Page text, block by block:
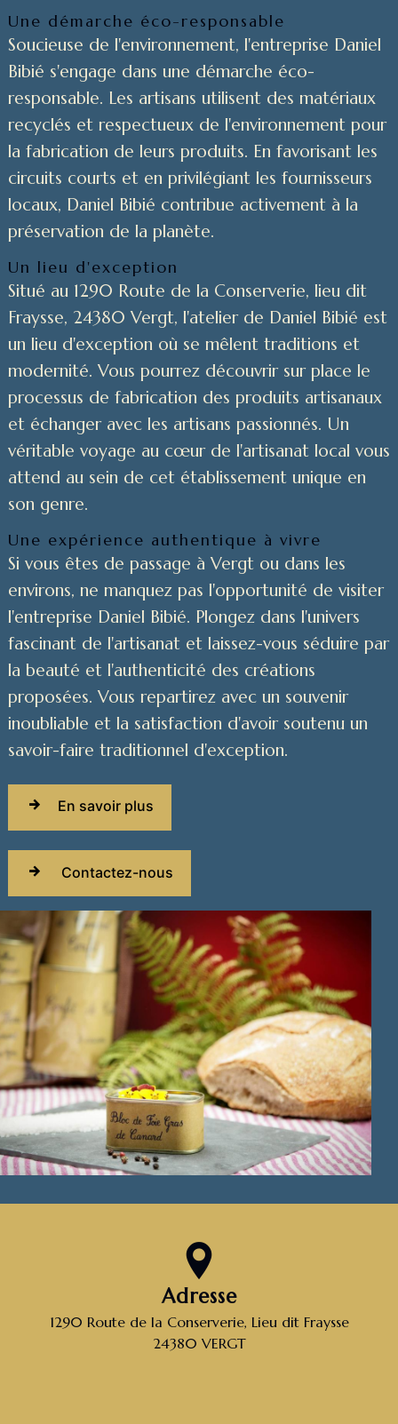
Une démarche éco-responsable
Soucieuse de l'environnement, l'entreprise Daniel
Bibié s'engage dans une démarche éco-
responsable. Les artisans utilisent des matériaux
recyclés et respectueux de l'environnement pour
la fabrication de leurs produits. En favorisant les
circuits courts et en privilégiant les fournisseurs
locaux, Daniel Bibié contribue activement à la
préservation de la planète.
Un lieu d'exception
Situé au 1290 Route de la Conserverie, lieu dit
Fraysse, 24380 Vergt, l'atelier de Daniel Bibié est
un lieu d'exception où se mêlent traditions et
modernité. Vous pourrez découvrir sur place le
processus de fabrication des produits artisanaux
et échanger avec les artisans passionnés. Un
véritable voyage au cœur de l'artisanat local vous
attend au sein de cet établissement unique en
son genre.
Une expérience authentique à vivre
Si vous êtes de passage à Vergt ou dans les
environs, ne manquez pas l'opportunité de visiter
l'entreprise Daniel Bibié. Plongez dans l'univers
fascinant de l'artisanat et laissez-vous séduire par
la beauté et l'authenticité des créations
proposées. Vous repartirez avec un souvenir
inoubliable et la satisfaction d'avoir soutenu un
savoir-faire traditionnel d'exception.
En savoir plus
Contactez-nous
Adresse
1290 Route de la Conserverie, Lieu dit Fraysse
24380 VERGT